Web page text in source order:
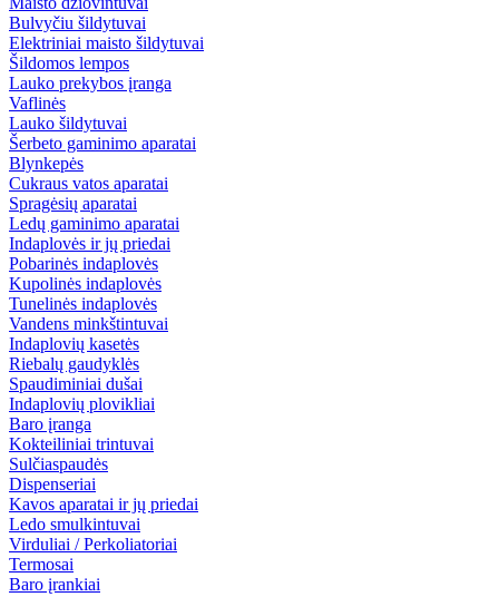
Bulvyčiu šildytuvai
Elektriniai maisto šildytuvai
Šildomos lempos
Lauko prekybos įranga
Vaflinės
Lauko šildytuvai
Šerbeto gaminimo aparatai
Blynkepės
Cukraus vatos aparatai
Spragėsių aparatai
Ledų gaminimo aparatai
Indaplovės ir jų priedai
Pobarinės indaplovės
Kupolinės indaplovės
Tunelinės indaplovės
Vandens minkštintuvai
Indaplovių kasetės
Riebalų gaudyklės
Spaudiminiai dušai
Indaplovių plovikliai
Baro įranga
Kokteiliniai trintuvai
Sulčiaspaudės
Dispenseriai
Kavos aparatai ir jų priedai
Ledo smulkintuvai
Virduliai / Perkoliatoriai
Termosai
Baro įrankiai